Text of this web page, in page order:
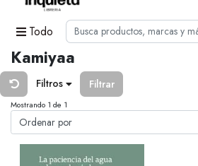
Todo
Kamiyaa
Filtros Filtrar
Mostrando 1 de 1